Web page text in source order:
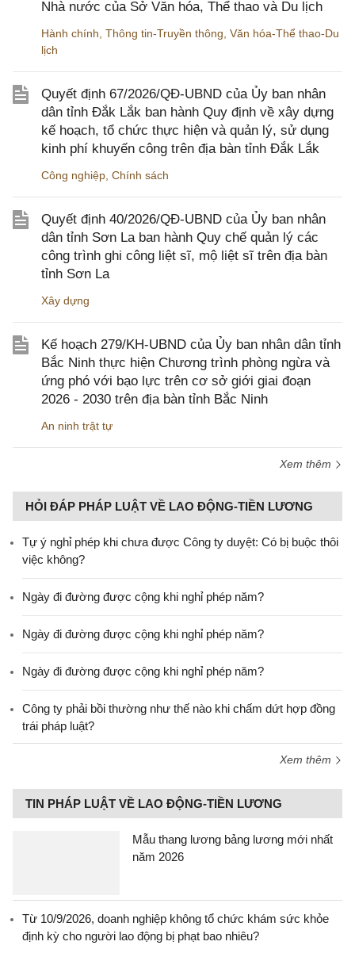
Nhà nước của Sở Văn hóa, Thể thao và Du lịch
Hành chính Thông tin-Truyền thông Văn hóa-Thể thao-Du
lịch
Quyết định 67/2026/QĐ-UBND của Ủy ban nhân
dân tỉnh Đắk Lắk ban hành Quy định về xây dựng
kế hoạch, tổ chức thực hiện và quản lý, sử dụng
kinh phí khuyến công trên địa bàn tỉnh Đắk Lắk
Công nghiệp Chính sách
Quyết định 40/2026/QĐ-UBND của Ủy ban nhân
dân tỉnh Sơn La ban hành Quy chế quản lý các
công trình ghi công liệt sĩ, mộ liệt sĩ trên địa bàn
tỉnh Sơn La
Xây dựng
Kế hoạch 279/KH-UBND của Ủy ban nhân dân tỉnh
Bắc Ninh thực hiện Chương trình phòng ngừa và
ứng phó với bạo lực trên cơ sở giới giai đoạn
2026 - 2030 trên địa bàn tỉnh Bắc Ninh
An ninh trật tự
Xem thêm
HỎI ĐÁP PHÁP LUẬT VỀ LAO ĐỘNG-TIỀN LƯƠNG
Tự ý nghỉ phép khi chưa được Công ty duyệt: Có bị buộc thôi
việc không?
Ngày đi đường được cộng khi nghỉ phép năm?
Ngày đi đường được cộng khi nghỉ phép năm?
Ngày đi đường được cộng khi nghỉ phép năm?
Công ty phải bồi thường như thế nào khi chấm dứt hợp đồng
trái pháp luật?
Xem thêm
TIN PHÁP LUẬT VỀ LAO ĐỘNG-TIỀN LƯƠNG
Mẫu thang lương bảng lương mới nhất
năm 2026
Từ 10/9/2026, doanh nghiệp không tổ chức khám sức khỏe
định kỳ cho người lao động bị phạt bao nhiêu?